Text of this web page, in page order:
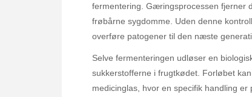
fermentering. Gæringsprocessen fjerner
frøbårne sygdomme. Uden denne
overføre patogener til den næste
Selve fermenteringen udløser en
sukkerstofferne i frugtkødet. Forløbet
medicinglas, hvor en specifik handling